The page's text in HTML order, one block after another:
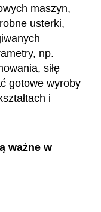
maszyn,
usterki,
np.
siłę
gotowe wyroby
i
ważne w